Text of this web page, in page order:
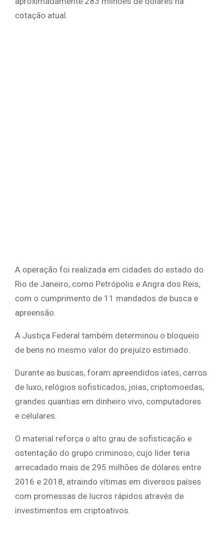
cotação atual.
A operação foi realizada em cidades do estado do
Rio de Janeiro, como Petrópolis e Angra dos Reis,
com o cumprimento de 11 mandados de busca e
apreensão.
A Justiça Federal também determinou o bloqueio
de bens no mesmo valor do prejuízo estimado.
Durante as buscas, foram apreendidos iates, carros
de luxo, relógios sofisticados, joias, criptomoedas,
grandes quantias em dinheiro vivo, computadores
e celulares.
O material reforça o alto grau de sofisticação e
ostentação do grupo criminoso, cujo líder teria
arrecadado mais de 295 milhões de dólares entre
2016 e 2018, atraindo vítimas em diversos países
com promessas de lucros rápidos através de
investimentos em criptoativos.